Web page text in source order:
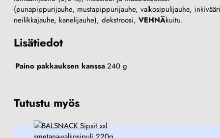
(punapippurijauhe, mustapippurijauhe, valkosipulijauhe,
neilikkajauhe, kanelijauhe), dekstroosi, VEHNÄkuitu.
Lisätiedot
Paino pakkauksen kanssa240 g
Tutustu myös